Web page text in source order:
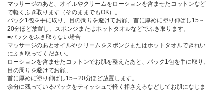
マッサージのあと、オイルやクリームをローションを含ませたコットンなど
で軽くふき取ります（そのままでもOK）。
パック1包を手に取り、目の周りを避けてお顔、首に厚めに塗り伸ばし15～
20分ほど放置し、スポンジまたはホットタオルなどでふき取ります。
■パックをふき取らない場合
マッサージのあとオイルやクリームをスポンジまたはホットタオルできれい
にふき取ってください。
ローションを含ませたコットンでお肌を整えたあと、パック1包を手に取り、
目の周りを避けてお顔、
首に厚めに塗り伸ばし15～20分ほど放置します。
余分に残っているパックをティッシュで軽く押さえるなどしてお肌になじま